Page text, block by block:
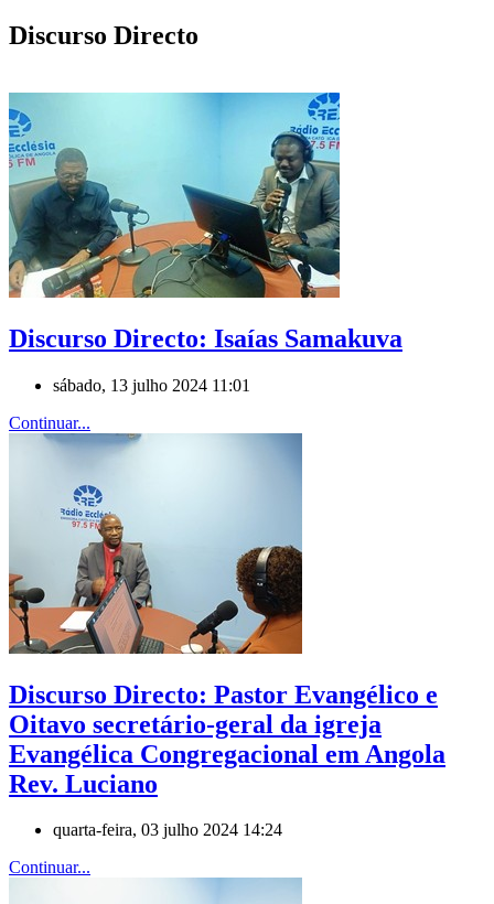
Discurso Directo
Discurso Directo: Isaías Samakuva
sábado, 13 julho 2024 11:01
Continuar...
Discurso Directo: Pastor Evangélico e
Oitavo secretário-geral da igreja
Evangélica Congregacional em Angola
Rev. Luciano
quarta-feira, 03 julho 2024 14:24
Continuar...